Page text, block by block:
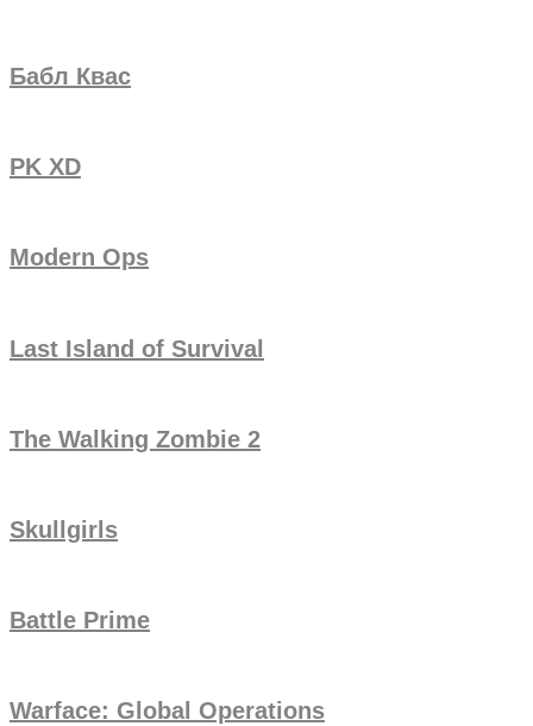
Бабл Квас
PK XD
Modern Ops
Last Island of Survival
The Walking Zombie 2
Skullgirls
Battle Prime
Warface: Global Operations